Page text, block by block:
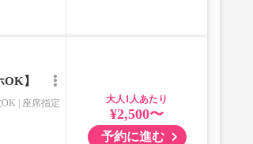
】
OK 座席指定 大人
¥2,500〜
予約に進む